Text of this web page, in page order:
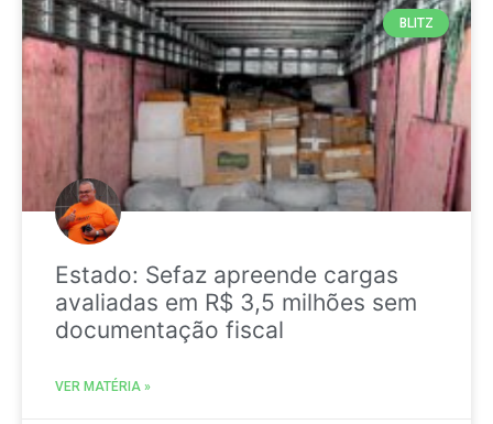
BLITZ
Estado: Sefaz apreende cargas
avaliadas em R$ 3,5 milhões sem
documentação fiscal
VER MATÉRIA »